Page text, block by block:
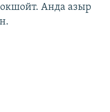
Анда азыр